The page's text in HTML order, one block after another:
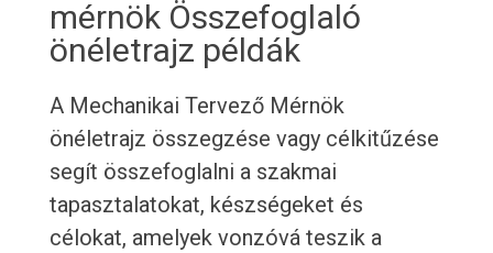
mérnök Összefoglaló
önéletrajz példák
A Mechanikai Tervező Mérnök
önéletrajz összegzése vagy célkitűzése
segít összefoglalni a szakmai
tapasztalatokat, készségeket és
célokat, amelyek vonzóvá teszik a